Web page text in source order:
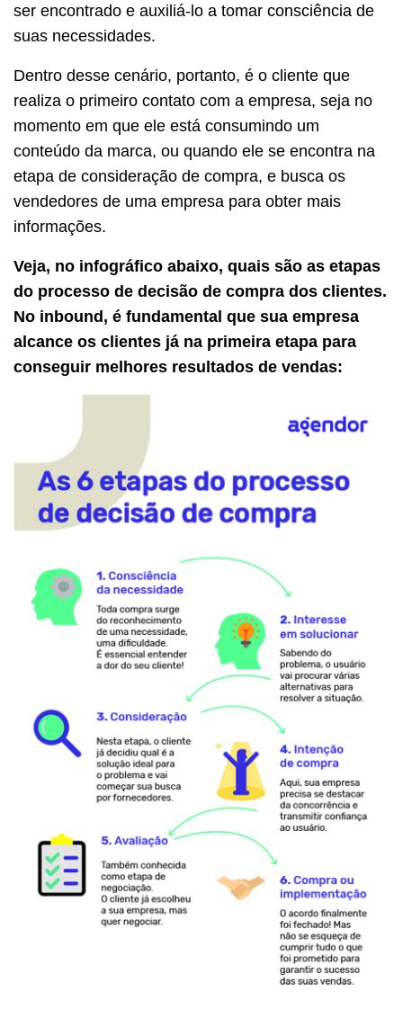
ser encontrado e auxiliá-lo a tomar consciência de
suas necessidades.
Dentro desse cenário, portanto, é o cliente que
realiza o primeiro contato com a empresa, seja no
momento em que ele está consumindo um
conteúdo da marca, ou quando ele se encontra na
etapa de consideração de compra, e busca os
vendedores de uma empresa para obter mais
informações.
Veja, no infográfico abaixo, quais são as etapas
do processo de decisão de compra dos clientes.
No inbound, é fundamental que sua empresa
alcance os clientes já na primeira etapa para
conseguir melhores resultados de vendas: